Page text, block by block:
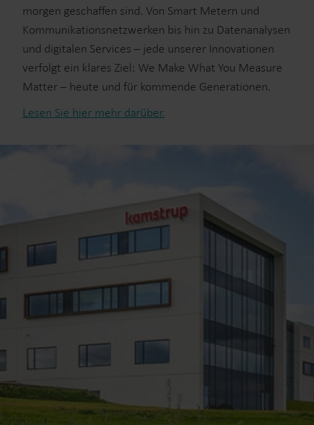
morgen geschaffen sind. Von Smart Metern und
Kommunikationsnetzwerken bis hin zu Datenanalysen
und digitalen Services – jede unserer Innovationen
verfolgt ein klares Ziel: We Make What You Measure
Matter – heute und für kommende Generationen.
Lesen Sie hier mehr darüber.